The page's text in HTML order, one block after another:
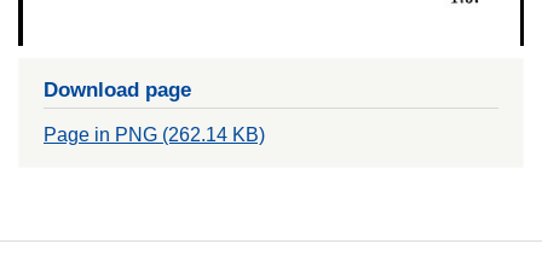
Download page
Page in PNG (262.14 KB)